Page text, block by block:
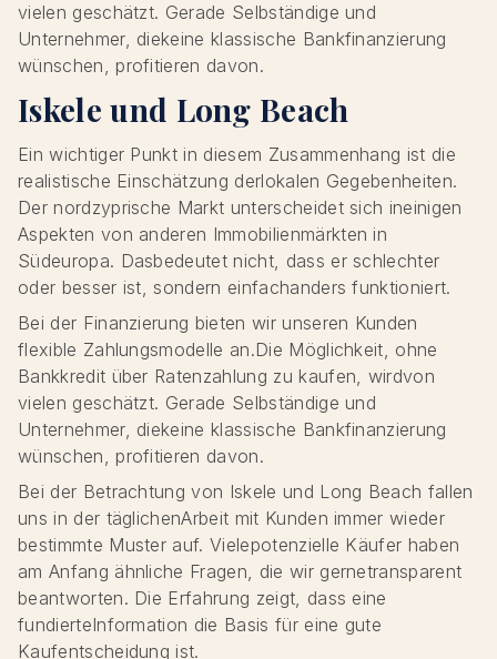
vielen geschätzt. Gerade Selbständige und
Unternehmer, diekeine klassische Bankfinanzierung
wünschen, profitieren davon.
Iskele und Long Beach
Ein wichtiger Punkt in diesem Zusammenhang ist die
realistische Einschätzung derlokalen Gegebenheiten.
Der nordzyprische Markt unterscheidet sich ineinigen
Aspekten von anderen Immobilienmärkten in
Südeuropa. Dasbedeutet nicht, dass er schlechter
oder besser ist, sondern einfachanders funktioniert.
Bei der Finanzierung bieten wir unseren Kunden
flexible Zahlungsmodelle an.Die Möglichkeit, ohne
Bankkredit über Ratenzahlung zu kaufen, wirdvon
vielen geschätzt. Gerade Selbständige und
Unternehmer, diekeine klassische Bankfinanzierung
wünschen, profitieren davon.
Bei der Betrachtung von Iskele und Long Beach fallen
uns in der täglichenArbeit mit Kunden immer wieder
bestimmte Muster auf. Vielepotenzielle Käufer haben
am Anfang ähnliche Fragen, die wir gernetransparent
beantworten. Die Erfahrung zeigt, dass eine
fundierteInformation die Basis für eine gute
Kaufentscheidung ist.